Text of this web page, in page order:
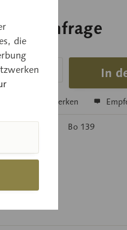
auf Anfrage
auf Anfrage
In
Merken
Bo 139
die